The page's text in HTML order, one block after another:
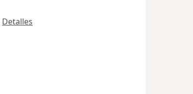
Detalles